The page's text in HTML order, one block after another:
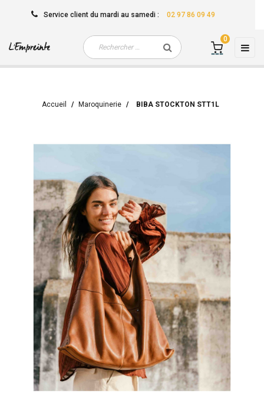
Service client du mardi au samedi : 02 97 86 09 49
☰
0
Accueil Maroquinerie BIBA STOCKTON STT1L